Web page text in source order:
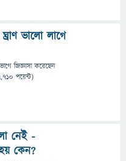
ভালো লাগে
জিজ্ঞাসাকরেছেন
পয়েন্ট)
নেই -
কেন?